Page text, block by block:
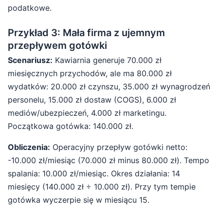
podatkowe.
Przykład 3: Mała firma z ujemnym
przepływem gotówki
Scenariusz: Kawiarnia generuje 70.000 zł
miesięcznych przychodów, ale ma 80.000 zł
wydatków: 20.000 zł czynszu, 35.000 zł wynagrodzeń
personelu, 15.000 zł dostaw (COGS), 6.000 zł
mediów/ubezpieczeń, 4.000 zł marketingu.
Początkowa gotówka: 140.000 zł.
Obliczenia: Operacyjny przepływ gotówki netto:
-10.000 zł/miesiąc (70.000 zł minus 80.000 zł). Tempo
spalania: 10.000 zł/miesiąc. Okres działania: 14
miesięcy (140.000 zł ÷ 10.000 zł). Przy tym tempie
gotówka wyczerpie się w miesiącu 15.